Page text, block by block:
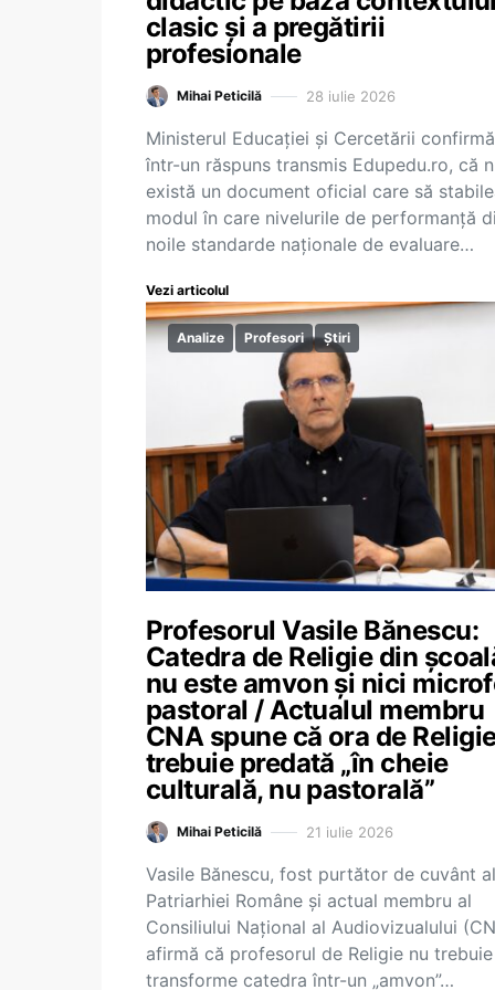
clasic și a pregătirii
profesionale
Mihai Peticilă 28 iulie 2026
Ministerul Educației și Cercetării
într-un răspuns transmis Edupedu.ro, că
există un document oficial care să
modul în care nivelurile de performanță
noile standarde naționale de evaluare…
Vezi articolul
Analize Profesori Știri
Profesorul Vasile Bănescu:
Catedra de Religie din
nu este amvon și nici
pastoral / Actualul membru
CNA spune că ora de
trebuie predată „în cheie
culturală, nu pastorală”
Mihai Peticilă 21 iulie 2026
Vasile Bănescu, fost purtător de cuvânt al
Patriarhiei Române și actual membru al
Consiliului Național al Audiovizualului
afirmă că profesorul de Religie nu
transforme catedra într-un „amvon”…